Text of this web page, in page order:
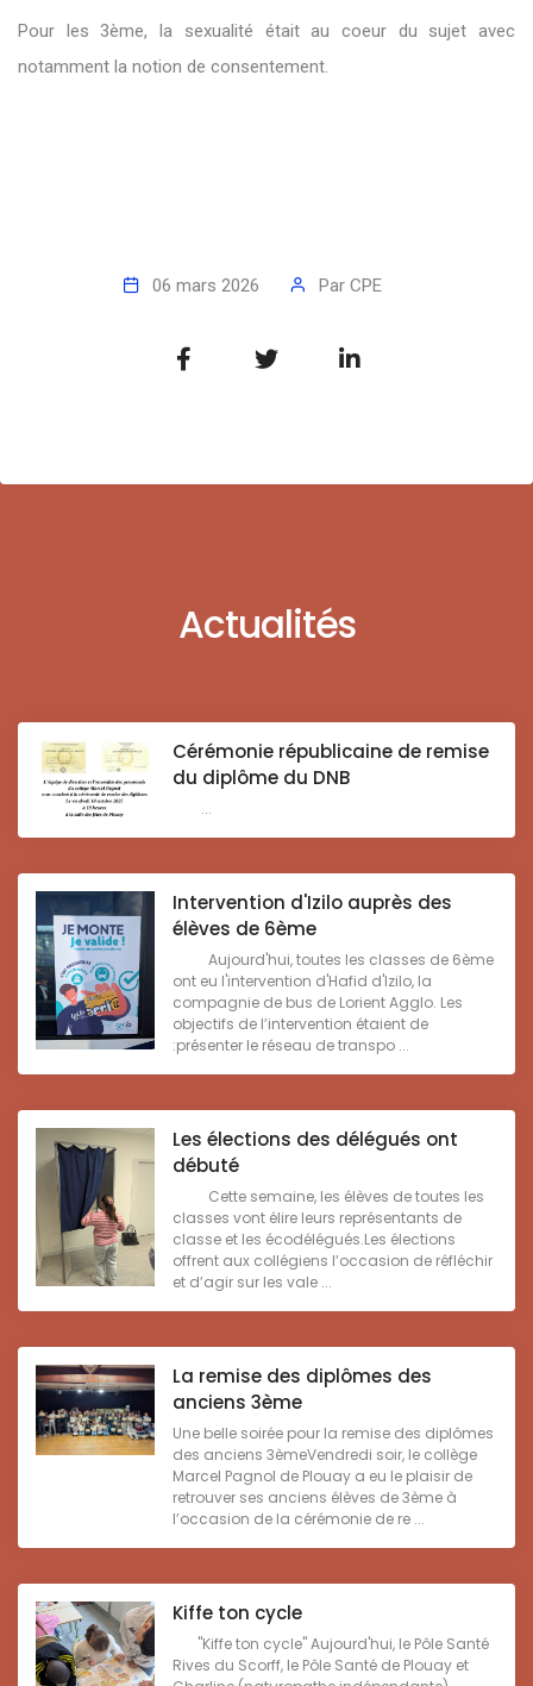
Pour les 3ème, la sexualité était au coeur du sujet avec
notamment la notion de consentement.
06 mars 2026 Par CPE
Actualités
Cérémonie républicaine de remise
du diplôme du DNB
...
Intervention d'Izilo auprès des
élèves de 6ème
Aujourd'hui, toutes les classes de 6ème
ont eu l'intervention d'Hafid d'Izilo, la
compagnie de bus de Lorient Agglo. Les
objectifs de l’intervention étaient de
:présenter le réseau de transpo ...
Les élections des délégués ont
débuté
Cette semaine, les élèves de toutes les
classes vont élire leurs représentants de
classe et les écodélégués.Les élections
offrent aux collégiens l’occasion de réfléchir
et d’agir sur les vale ...
La remise des diplômes des
anciens 3ème
Une belle soirée pour la remise des diplômes
des anciens 3èmeVendredi soir, le collège
Marcel Pagnol de Plouay a eu le plaisir de
retrouver ses anciens élèves de 3ème à
l’occasion de la cérémonie de re ...
Kiffe ton cycle
"Kiffe ton cycle" Aujourd'hui, le Pôle Santé
Rives du Scorff, le Pôle Santé de Plouay et